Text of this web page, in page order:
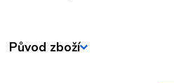
Původ zboží